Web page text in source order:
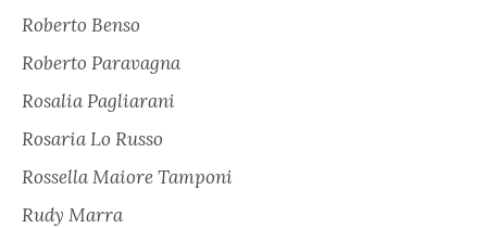
Roberto Benso
Roberto Paravagna
Rosalia Pagliarani
Rosaria Lo Russo
Rossella Maiore Tamponi
Rudy Marra